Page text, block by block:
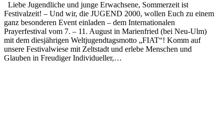
Liebe Jugendliche und junge Erwachsene, Sommerzeit ist
Festivalzeit! – Und wir, die JUGEND 2000, wollen Euch zu einem
ganz besonderen Event einladen – dem Internationalen
Prayerfestival vom 7. – 11. August in Marienfried (bei Neu-Ulm)
mit dem diesjährigen Weltjugendtagsmotto „FIAT“! Komm auf
unsere Festivalwiese mit Zeltstadt und erlebe Menschen und
Glauben in Freudiger Individueller,…